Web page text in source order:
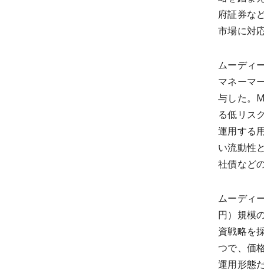
府証券な
市場に対
ムーディ
マネーマ
与した。
る低リス
運用する
い流動性
社債など
ムーディ
円）規模
資戦略を
つで、価
運用形態